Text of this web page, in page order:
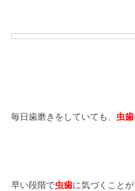
毎日歯磨きをしていても、 虫歯
早い段階で虫歯に気づくこと